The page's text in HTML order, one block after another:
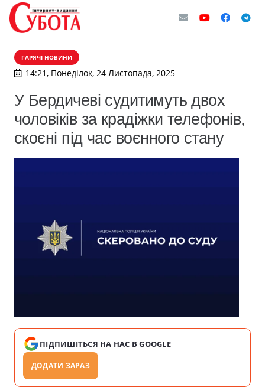
ГАРЯЧІ НОВИНИ
14:21, Понеділок, 24 Листопада, 2025
У Бердичеві судитимуть двох
чоловіків за крадіжки телефонів,
скоєні під час воєнного стану
ПІДПИШІТЬСЯ НА НАС В GOOGLE
ДОДАТИ ЗАРАЗ